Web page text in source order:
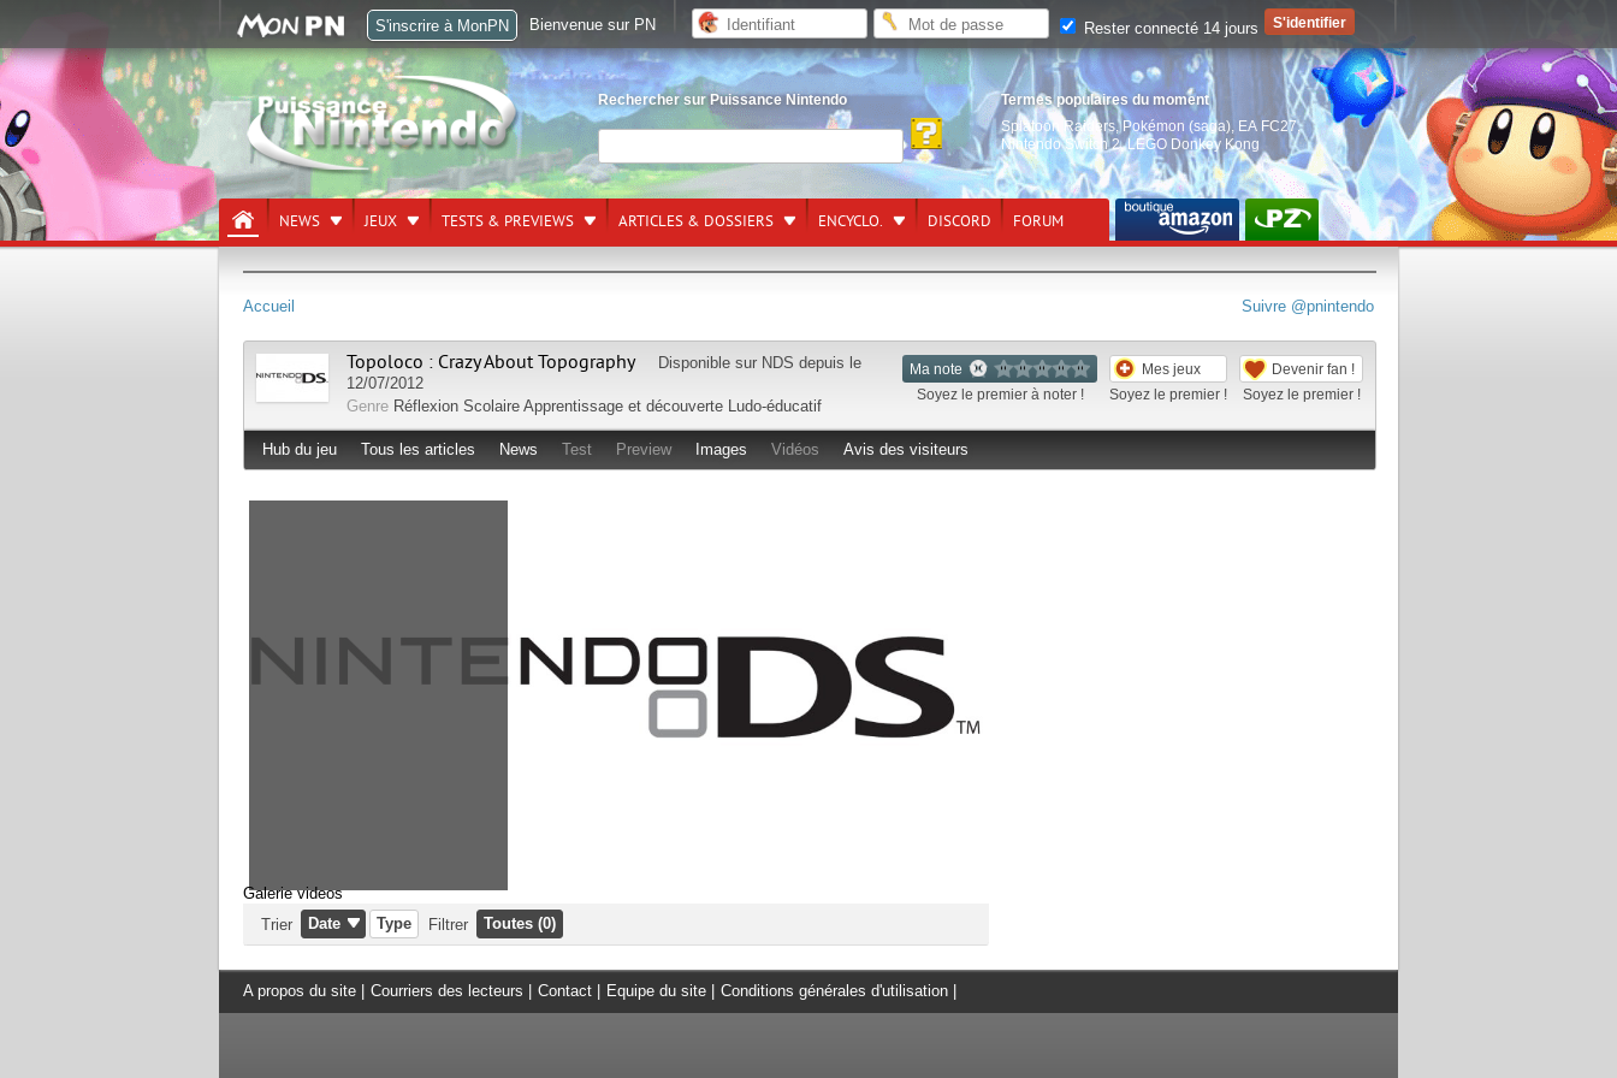
Rechercher sur Puissance Nintendo
Termes populaires du moment
Splatoon Raiders, Pokémon (saga) EA FC27,
Nintendo Switch 2,LEGO Donkey Kong
NEWS JEUX TESTS & PREVIEWS ARTICLES & DOSSIERS ENCYCLO. DISCORD FORUM
Suivre @pnintendo
Accueil
Ma note
Soyez le premier à noter !
Mes jeux
Soyez le premier !
Devenir fan !
Soyez le premier !
Topoloco : Crazy About Topography Disponible sur NDS depuis le
12/07/2012
Genre Réflexion Scolaire Apprentissage et découverte Ludo-éducatif
Hub du jeu Tous les articles News Test Preview Images Vidéos Avis des visiteurs
Galerie videos
Trier
Date Type Filtrer Toutes (0)
A propos du site Courriers des lecteurs Contact Equipe du site Conditions générales d'utilisation
S'inscrire à MonPN Bienvenue sur PN Rester connecté 14 jours